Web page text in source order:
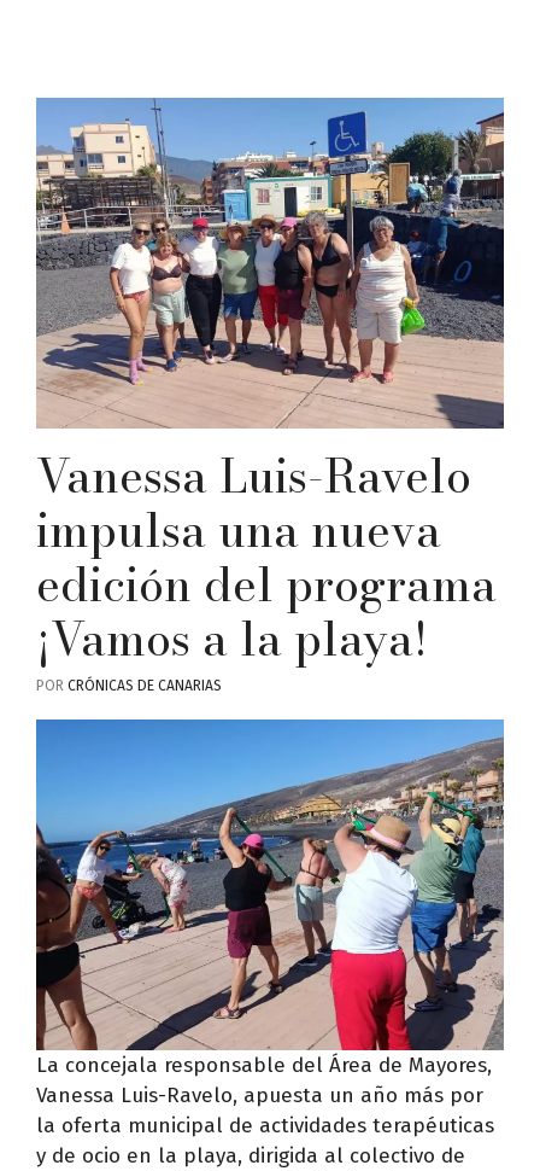
Vanessa Luis-Ravelo
impulsa una nueva
edición del programa
¡Vamos a la playa!
POR CRÓNICAS DE CANARIAS
La concejala responsable del Área de Mayores,
Vanessa Luis-Ravelo, apuesta un año más por
la oferta municipal de actividades terapéuticas
y de ocio en la playa, dirigida al colectivo de